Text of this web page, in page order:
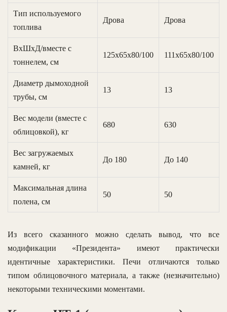
Тип используемого
топлива
Дрова Дрова
ВхШхД/вместе с
тоннелем, см
125х65х80/100 111х65х80/100
Диаметр дымоходной
трубы, см
13 13
Вес модели (вместе с
облицовкой), кг
680 630
Вес загружаемых
камней, кг
До 180 До 140
Максимальная длина
полена, см
50 50
Из всего сказанного можно сделать вывод, что все
модификации «Президента» имеют практически
идентичные характеристики. Печи отличаются только
типом облицовочного материала, а также (незначительно)
некоторыми техническими моментами.